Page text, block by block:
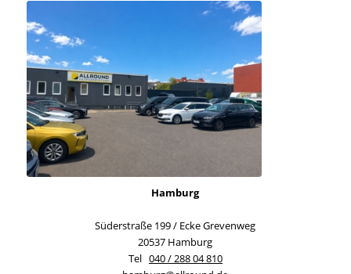
Hamburg
Süderstraße 199 / Ecke Grevenweg
20537 Hamburg
Tel 040 / 288 04 810